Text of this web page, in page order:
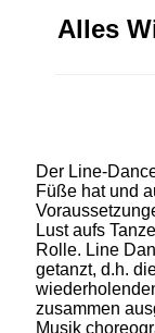
Alles
Der Line-
Füße hat und
Lust aufs
Rolle. Line
getanzt, d.h.
zusammen
Musik